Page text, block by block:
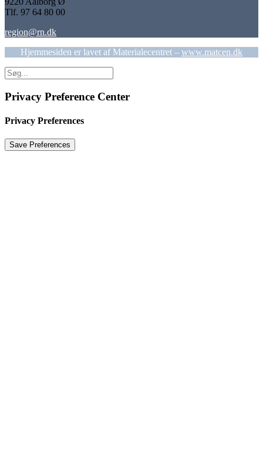
Tlf. 97 64 80 00
region@rn.dk
Hjemmesiden er lavet af Materialecentret – www.matcen.dk
Privacy Preference Center
Privacy Preferences